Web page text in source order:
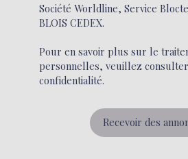
Société Worldline, Service
BLOIS CEDEX.
Pour en savoir plus sur le
personnelles, veuillez
confidentialité.
Recevoir des